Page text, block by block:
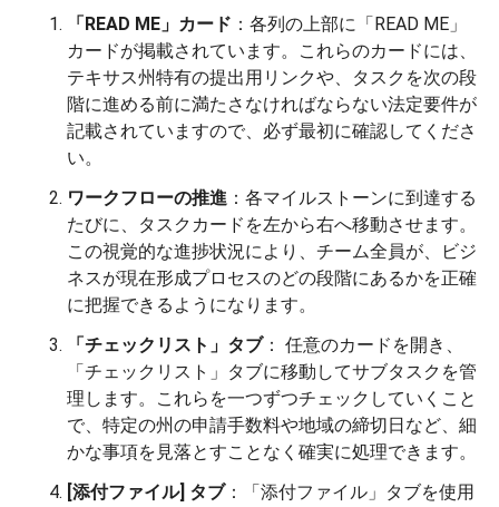
「READ ME」カード ：各列の上部に「READ ME」
カードが掲載されています。これらのカードには、
テキサス州特有の提出用リンクや、タスクを次の段
階に進める前に満たさなければならない法定要件が
記載されていますので、必ず最初に確認してくださ
い。
ワークフローの推進 ：各マイルストーンに到達する
たびに、タスクカードを左から右へ移動させます。
この視覚的な進捗状況により、チーム全員が、ビジ
ネスが現在形成プロセスのどの段階にあるかを正確
に把握できるようになります。
「チェックリスト」タブ： 任意のカードを開き、
「チェックリスト」タブに移動してサブタスクを管
理します。これらを一つずつチェックしていくこと
で、特定の州の申請手数料や地域の締切日など、細
かな事項を見落とすことなく確実に処理できます。
[添付ファイル] タブ：「添付ファイル」タブを使用